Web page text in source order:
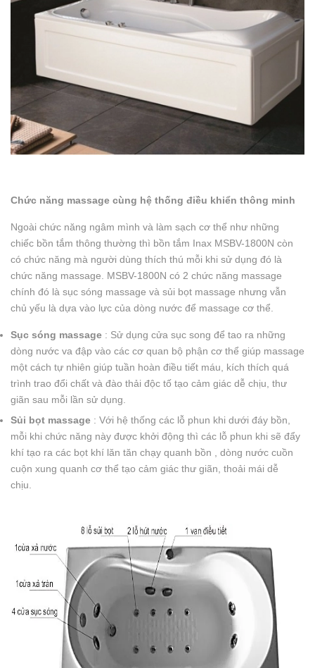
Chức năng massage cùng hệ thống điều khiển thông minh
Ngoài chức năng ngâm mình và làm sạch cơ thể như những
chiếc bồn tắm thông thường thì bồn tắm Inax MSBV-1800N còn
có chức năng mà người dùng thích thú mỗi khi sử dụng đó là
chức năng massage. MSBV-1800N có 2 chức năng massage
chính đó là sục sóng massage và sủi bọt massage nhưng vẫn
chủ yếu là dựa vào lực của dòng nước để massage cơ thể.
Sục sóng massage : Sử dụng cửa sục song để tao ra những
dòng nước va đập vào các cơ quan bộ phận cơ thể giúp massage
một cách tự nhiên giúp tuần hoàn điều tiết máu, kích thích quá
trình trao đổi chất và đào thải độc tố tạo cảm giác dễ chịu, thư
giãn sau mỗi lần sử dụng.
Sủi bọt massage : Với hệ thống các lỗ phun khi dưới đáy bồn,
mỗi khi chức năng này được khởi động thì các lỗ phun khi sẽ đẩy
khí tạo ra các bọt khí lăn tăn chạy quanh bồn , dòng nước cuồn
cuộn xung quanh cơ thể tạo cảm giác thư giãn, thoải mái dễ
chịu.